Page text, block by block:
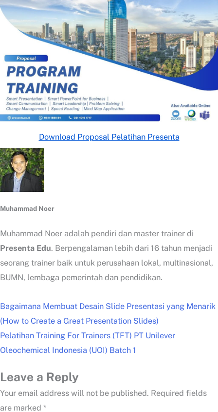
Download Proposal Pelatihan Presenta
Muhammad Noer
Muhammad Noer adalah pendiri dan master trainer di
Presenta Edu. Berpengalaman lebih dari 16 tahun menjadi
seorang trainer baik untuk perusahaan lokal, multinasional,
BUMN, lembaga pemerintah dan pendidikan.
Bagaimana Membuat Desain Slide Presentasi yang Menarik
(How to Create a Great Presentation Slides)
Pelatihan Training For Trainers (TFT) PT Unilever
Oleochemical Indonesia (UOI) Batch 1
Leave a Reply
Your email address will not be published. Required fields
are marked *